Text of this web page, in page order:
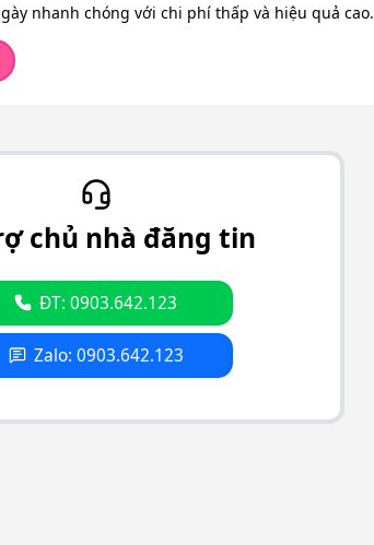
nhanh chóng với chi phí thấp và hiệu quả cao.
chủ nhà đăng tin
ĐT: 0903.642.123
Zalo: 0903.642.123